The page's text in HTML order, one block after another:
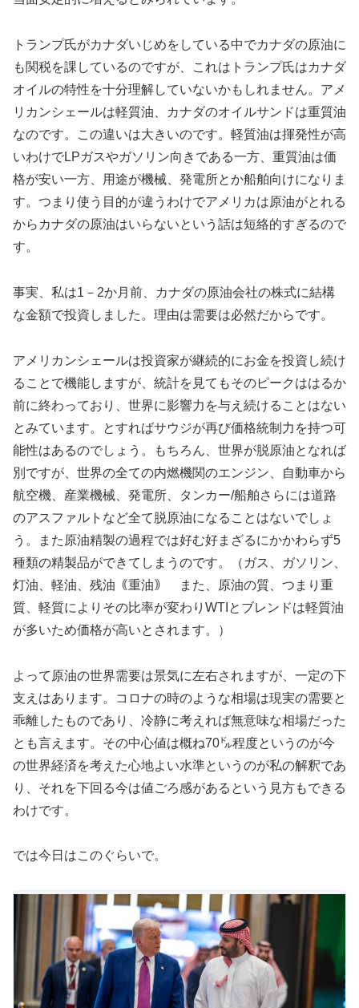
トランプ氏がカナダいじめをしている中でカナダの原油に
も関税を課しているのですが、これはトランプ氏はカナダ
オイルの特性を十分理解していないかもしれません。アメ
リカンシェールは軽質油、カナダのオイルサンドは重質油
なのです。この違いは大きいのです。軽質油は揮発性が高
いわけでLPガスやガソリン向きである一方、重質油は価
格が安い一方、用途が機械、発電所とか船舶向けになりま
す。つまり使う目的が違うわけでアメリカは原油がとれる
からカナダの原油はいらないという話は短絡的すぎるので
す。
事実、私は1－2か月前、カナダの原油会社の株式に結構
な金額で投資しました。理由は需要は必然だからです。
アメリカンシェールは投資家が継続的にお金を投資し続け
ることで機能しますが、統計を見てもそのピークははるか
前に終わっており、世界に影響力を与え続けることはない
とみています。とすればサウジが再び価格統制力を持つ可
能性はあるのでしょう。もちろん、世界が脱原油となれば
別ですが、世界の全ての内燃機関のエンジン、自動車から
航空機、産業機械、発電所、タンカー/船舶さらには道路
のアスファルトなど全て脱原油になることはないでしょ
う。また原油精製の過程では好む好まざるにかかわらず5
種類の精製品ができてしまうのです。（ガス、ガソリン、
灯油、軽油、残油｟重油｠ また、原油の質、つまり重
質、軽質によりその比率が変わりWTIとブレンドは軽質油
が多いため価格が高いとされます。）
よって原油の世界需要は景気に左右されますが、一定の下
支えはあります。コロナの時のような相場は現実の需要と
乖離したものであり、冷静に考えれば無意味な相場だった
とも言えます。その中心値は概ね70㌦程度というのが今
の世界経済を考えた心地よい水準というのが私の解釈であ
り、それを下回る今は値ごろ感があるという見方もできる
わけです。
では今日はこのぐらいで。